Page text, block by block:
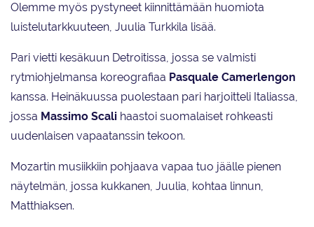
Olemme myös pystyneet kiinnittämään huomiota
luistelutarkkuuteen, Juulia Turkkila lisää.
Pari vietti kesäkuun Detroitissa, jossa se valmisti
rytmiohjelmansa koreografiaa Pasquale Camerlengon
kanssa. Heinäkuussa puolestaan pari harjoitteli Italiassa,
jossa Massimo Scali haastoi suomalaiset rohkeasti
uudenlaisen vapaatanssin tekoon.
Mozartin musiikkiin pohjaava vapaa tuo jäälle pienen
näytelmän, jossa kukkanen, Juulia, kohtaa linnun,
Matthiaksen.